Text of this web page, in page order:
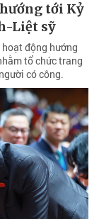
tới Kỷ
Liệt sỹ
động hướng
tổ chức trang
có công.